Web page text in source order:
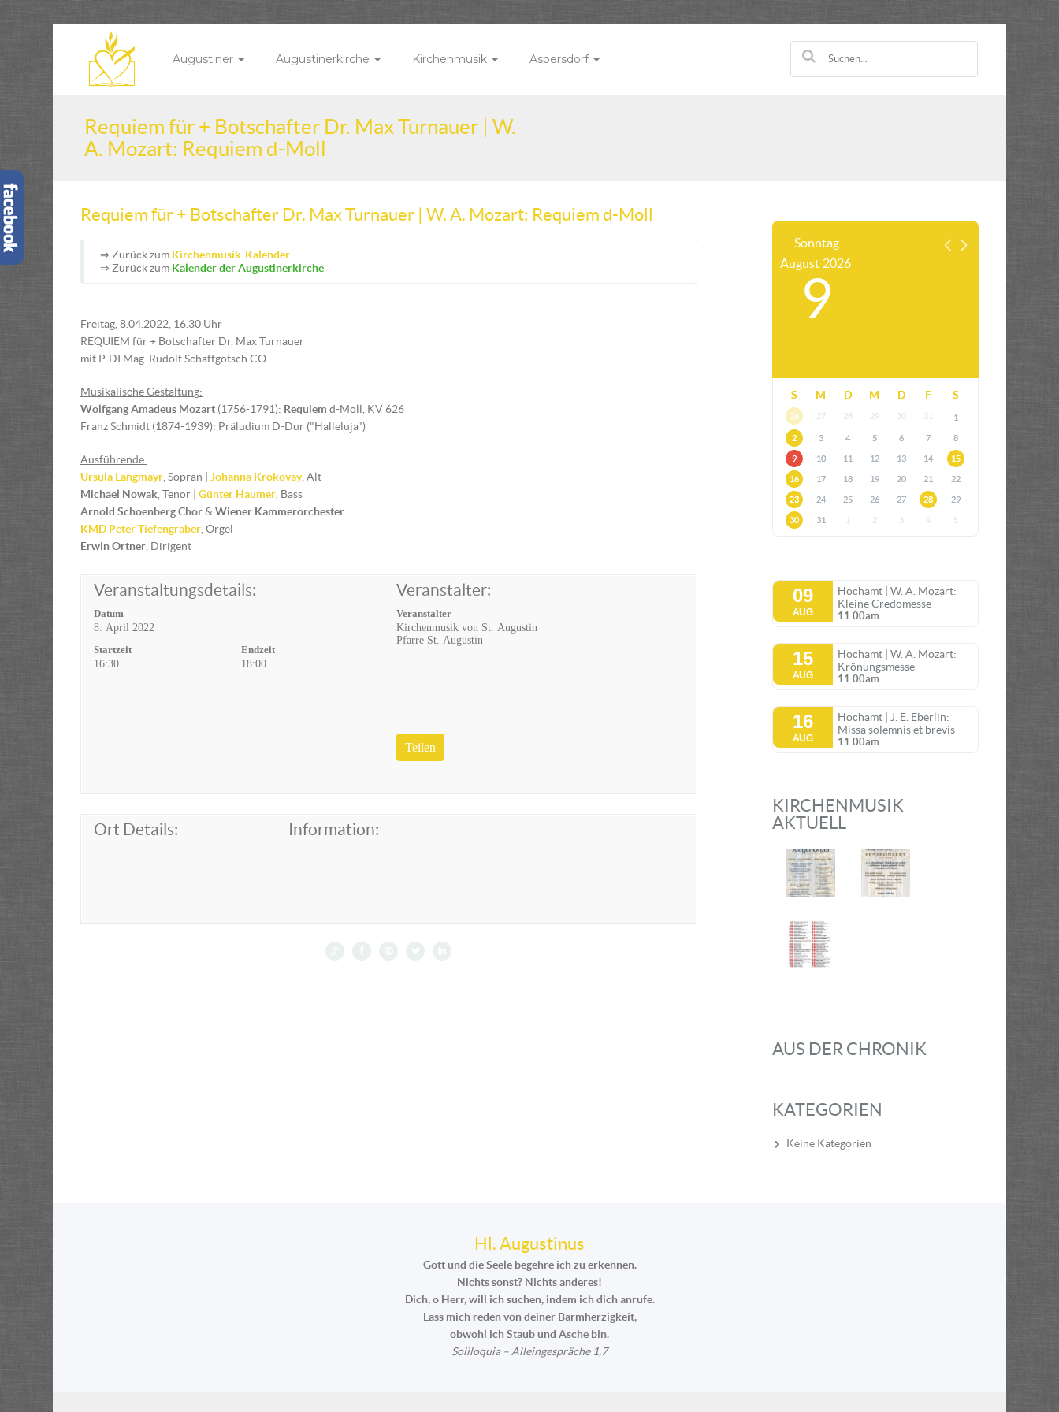
Augustiner Augustinerkirche Kirchenmusik Aspersdorf
Requiem für + Botschafter Dr. Max Turnauer | W.
A. Mozart: Requiem d-Moll
Requiem für + Botschafter Dr. Max Turnauer | W. A. Mozart: Requiem d-Moll
⇒ Zurück zum Kirchenmusik-Kalender
⇒ Zurück zum Kalender der Augustinerkirche
Freitag, 8.04.2022, 16.30 Uhr
REQUIEM für + Botschafter Dr. Max Turnauer
mit P. DI Mag. Rudolf Schaffgotsch CO
Musikalische Gestaltung:
Wolfgang Amadeus Mozart (1756-1791): Requiem d-Moll, KV 626
Franz Schmidt (1874-1939): Präludium D-Dur ("Halleluja")
Ausführende:
Ursula Langmayr , Sopran | Johanna Krokovay, Alt
Michael Nowak , Tenor | Günter Haumer , Bass
Arnold Schoenberg Chor& Wiener Kammerorchester
KMD Peter Tiefengraber , Orgel
Erwin Ortner , Dirigent
Veranstaltungsdetails:
Datum
8. April 2022
Startzeit
16:30
Endzeit
18:00
Veranstalter:
Veranstalter
Kirchenmusik von St. Augustin
Pfarre St. Augustin
Teilen
Ort Details: Information:
Sonntag
August 2026
9
S M D M D F S
26 27 28 29 30 31 1
2 3 4 5 6 7 8
9 10 11 12 13 14 15
16 17 18 19 20 21 22
23 24 25 26 27 28 29
30 31 1 2 3 4 5
09
AUG
Hochamt | W. A. Mozart:
Kleine Credomesse
11:00am
15
AUG
Hochamt | W. A. Mozart:
Krönungsmesse
11:00am
16
AUG
Hochamt | J. E. Eberlin:
Missa solemnis et brevis
11:00am
KIRCHENMUSIK
AKTUELL
AUS DER CHRONIK
KATEGORIEN
Keine Kategorien
Hl. Augustinus
Gott und die Seele begehre ich zu erkennen.
Nichts sonst? Nichts anderes!
Dich, o Herr, will ich suchen, indem ich dich anrufe.
Lass mich reden von deiner Barmherzigkeit,
obwohl ich Staub und Asche bin.
Soliloquia – Alleingespräche 1,7